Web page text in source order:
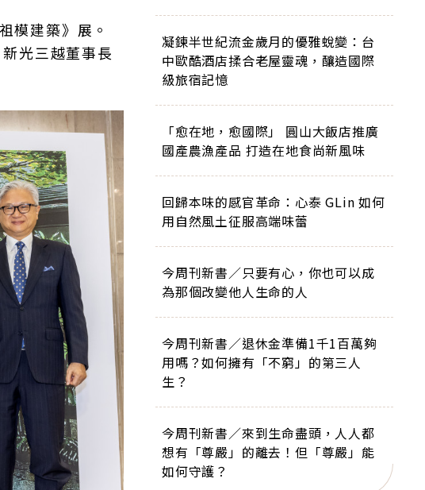
模建築》展。
光三越董事長
凝鍊半世紀流金歲月的優雅蛻變：台
中歐酷酒店揉合老屋靈魂，釀造國際
級旅宿記憶
「愈在地，愈國際」 圓山大飯店推廣
國產農漁產品 打造在地食尚新風味
回歸本味的感官革命：心泰 GLin 如何
用自然風土征服高端味蕾
今周刊新書／只要有心，你也可以成
為那個改變他人生命的人
今周刊新書／退休金準備1千1百萬夠
用嗎？如何擁有「不窮」的第三人
生？
今周刊新書／來到生命盡頭，人人都
想有「尊嚴」的離去！但「尊嚴」能
如何守護？